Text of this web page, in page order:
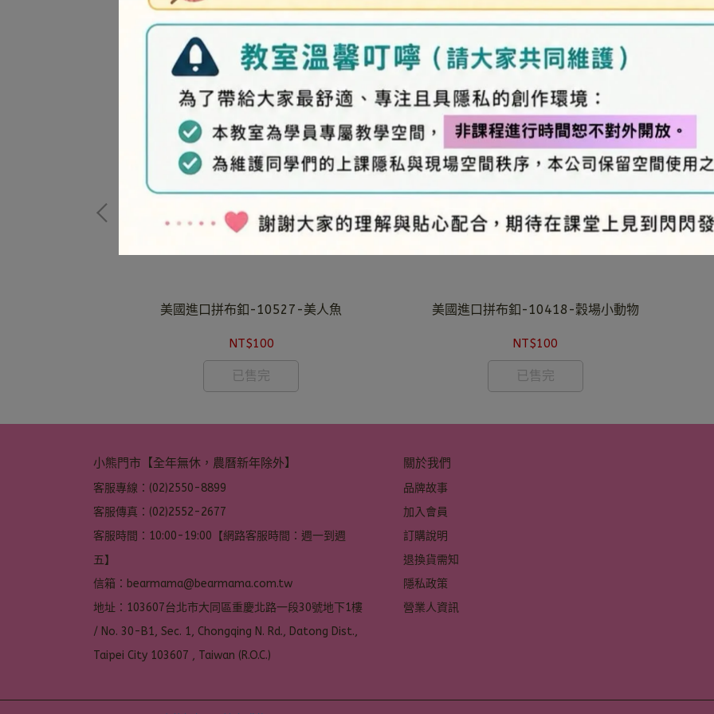
美國進口拼布釦-10527-美人魚
NT$100
已售完
美國進口拼布釦-10418-穀場小動物
NT$100
已售完
小熊門市【全年無休，農曆新年除外】
客服專線：(02)2550-8899
客服傳真：(02)2552-2677
客服時間：10:00-19:00【網路客服時間：週一到週
五】
信箱：bearmama@bearmama.com.tw
地址：103607台北市大同區重慶北路一段30號地下1樓
/ No. 30-B1, Sec. 1, Chongqing N. Rd., Datong Dist.,
Taipei City 103607 , Taiwan (R.O.C.)
關於我們
品牌故事
加入會員
訂購說明
退換貨需知
隱私政策
營業人資訊